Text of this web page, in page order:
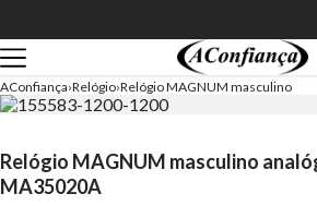
AConfiança Relógio Relógio MAGNUM masculino
Relógio MAGNUM masculino
MA35020A